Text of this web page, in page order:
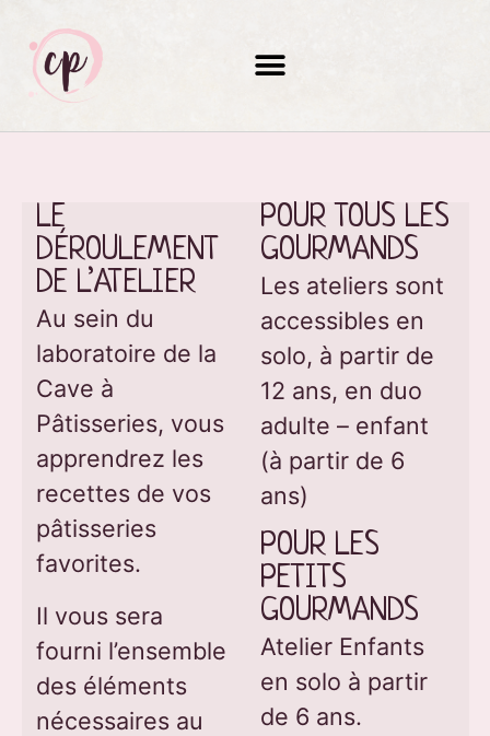
LE
DÉROULEMENT
DE L’ATELIER
Au sein du
laboratoire de la
Cave à
Pâtisseries, vous
apprendrez les
recettes de vos
pâtisseries
favorites.
Il vous sera
fourni l’ensemble
des éléments
nécessaires au
POUR TOUS LES
GOURMANDS
Les ateliers sont
accessibles en
solo, à partir de
12 ans, en duo
adulte – enfant
(à partir de 6
ans)
POUR LES
PETITS
GOURMANDS
Atelier Enfants
en solo à partir
de 6 ans.